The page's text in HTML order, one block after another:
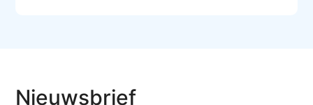
Nieuwsbrief